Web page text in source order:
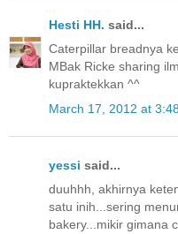
Hesti HH. said...
Caterpillar breadnya
MBak Ricke sharing
kupraktekkan ^^
March 17, 2012 at
yessi said...
duuhhh, akhirnya
satu inih...sering
bakery...mikir gimana